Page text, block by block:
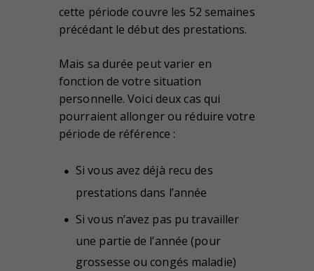
cette période couvre les 52 semaines
précédant le début des prestations.
Mais sa durée peut varier en
fonction de votre situation
personnelle. Voici deux cas qui
pourraient allonger ou réduire votre
période de référence :
Si vous avez déjà recu des
prestations dans l’année
Si vous n’avez pas pu travailler
une partie de l’année (pour
grossesse ou congés maladie)